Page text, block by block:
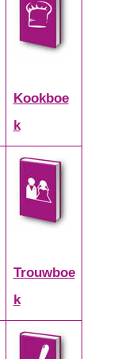
Kookboe
k
Trouwboe
k